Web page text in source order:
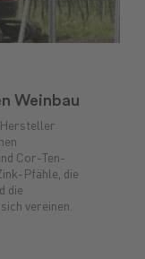
Weinbau
Cor-Ten-
Pfähle, die
die
vereinen.